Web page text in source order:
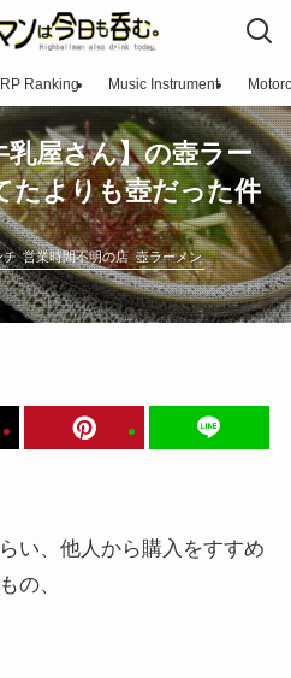
Ranking Music Instrument
乳屋さん】の壺ラー
たよりも壺だった件
チ 営業時間不明の店 壺ラーメン
い、他人から購入をすすめ
の、